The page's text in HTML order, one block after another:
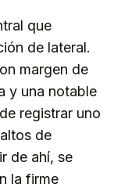
que
de lateral.
margen de
y una notable
registrar uno
de
de ahí, se
la firme